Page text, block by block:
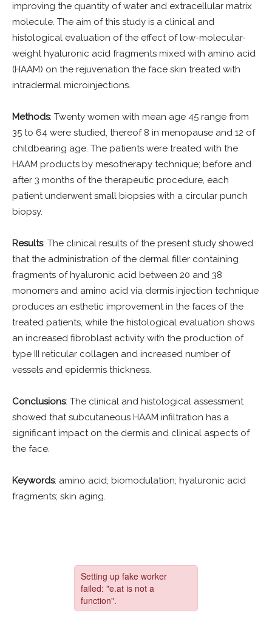
improving the quantity of water and extracellular matrix
molecule. The aim of this study is a clinical and
histological evaluation of the effect of low-molecular-
weight hyaluronic acid fragments mixed with amino acid
(HAAM) on the rejuvenation the face skin treated with
intradermal microinjections.
Methods: Twenty women with mean age 45 range from
35 to 64 were studied, thereof 8 in menopause and 12 of
childbearing age. The patients were treated with the
HAAM products by mesotherapy technique; before and
after 3 months of the therapeutic procedure, each
patient underwent small biopsies with a circular punch
biopsy.
Results: The clinical results of the present study showed
that the administration of the dermal filler containing
fragments of hyaluronic acid between 20 and 38
monomers and amino acid via dermis injection technique
produces an esthetic improvement in the faces of the
treated patients, while the histological evaluation shows
an increased fibroblast activity with the production of
type III reticular collagen and increased number of
vessels and epidermis thickness.
Conclusions: The clinical and histological assessment
showed that subcutaneous HAAM infiltration has a
significant impact on the dermis and clinical aspects of
the face.
Keywords: amino acid; biomodulation; hyaluronic acid
fragments; skin aging.